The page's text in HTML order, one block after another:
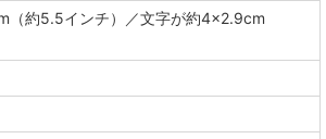
（約5.5インチ）／文字が約4×2.9cm